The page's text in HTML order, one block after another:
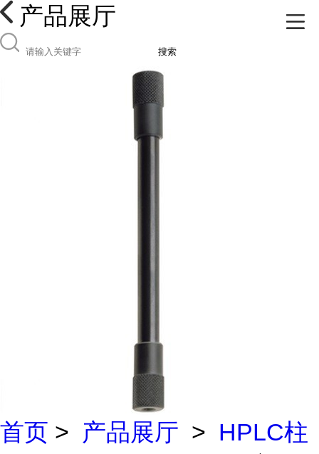
产品展厅
搜索
首页 > 产品展厅 > HPLC柱